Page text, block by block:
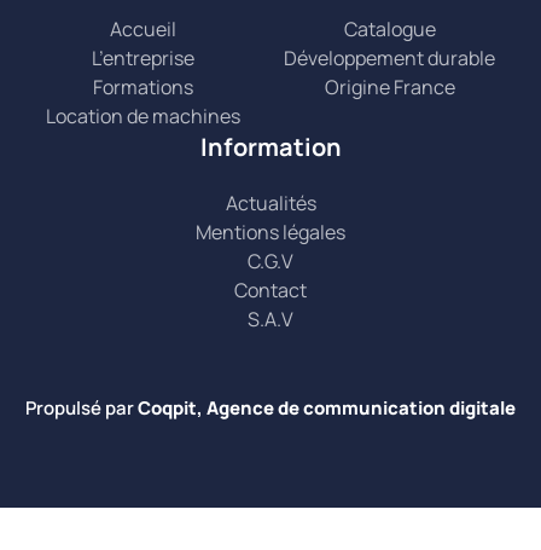
Accueil
L’entreprise
Formations
Location de machines
Catalogue
Développement durable
Origine France
Information
Actualités
Mentions légales
C.G.V
Contact
S.A.V
Propulsé parCoqpit, Agence de communication digitale